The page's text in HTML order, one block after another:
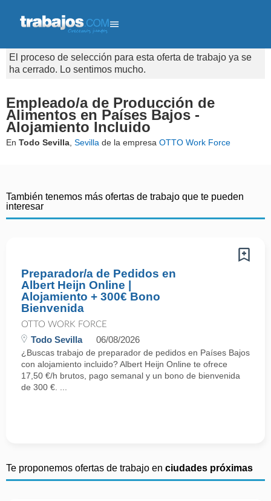
El proceso de selección para esta oferta de trabajo ya se
ha cerrado. Lo sentimos mucho.
Empleado/a de Producción de
Alimentos en Países Bajos -
Alojamiento Incluido
En Todo Sevilla Sevilla de la empresa OTTO Work Force
También tenemos más ofertas de trabajo que te pueden
interesar
Preparador/a de Pedidos en
Albert Heijn Online |
Alojamiento + 300€ Bono
Bienvenida
OTTO WORK FORCE
Todo Sevilla 06/08/2026
¿Buscas trabajo de preparador de pedidos en Países Bajos
con alojamiento incluido? Albert Heijn Online te ofrece
17,50 €/h brutos, pago semanal y un bono de bienvenida
de 300 €. ...
Te proponemos ofertas de trabajo en ciudades próximas